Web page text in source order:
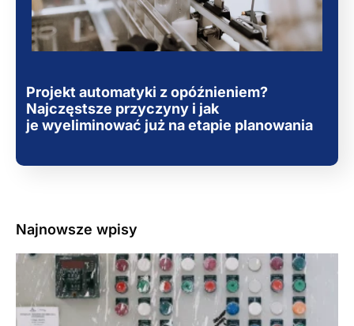
Projekt automatyki z opóźnieniem?
Najczęstsze przyczyny i jak
je wyeliminować już na etapie planowania
Najnowsze wpisy